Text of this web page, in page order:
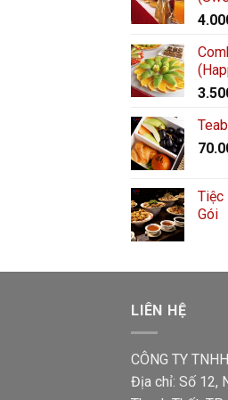
Tiệc
Gói
LIÊN HỆ
CÔNG TY
Địa chỉ: Số 12,